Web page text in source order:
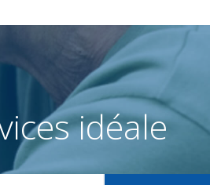
idéale